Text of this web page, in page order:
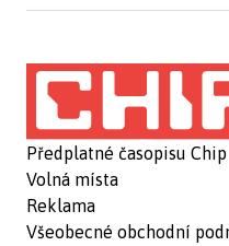
Předplatné časopisu Chip
Volná místa
Reklama
Všeobecné obchodní